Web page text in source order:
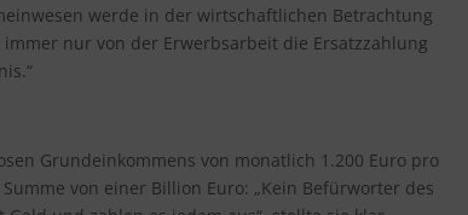
werde in der wirtschaftlichen Betrachtung
nur von der Erwerbsarbeit die Ersatzzahlung
Grundeinkommens von monatlich 1.200 Euro pro
von einer Billion Euro: „Kein Befürworter des